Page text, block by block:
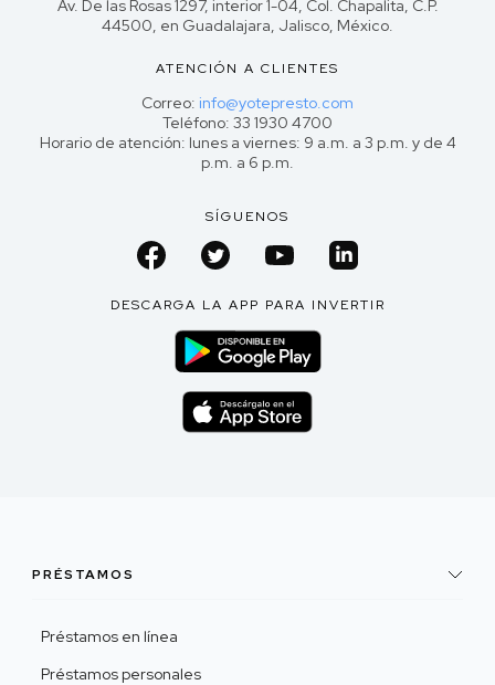
Av. De las Rosas 1297, interior 1-04, Col. Chapalita, C.P.
44500, en Guadalajara, Jalisco, México.
ATENCIÓN A CLIENTES
Correo: info@yotepresto.com
Teléfono: 33 1930 4700
Horario de atención: lunes a viernes: 9 a.m. a 3 p.m. y de 4
p.m. a 6 p.m.
SÍGUENOS
DESCARGA LA APP PARA INVERTIR
PRÉSTAMOS
Préstamos en línea
Préstamos personales